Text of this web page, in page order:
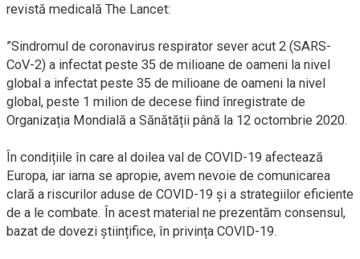
revistă medicală The Lancet:
”Sindromul de coronavirus respirator sever acut 2 (SARS-
CoV-2) a infectat peste 35 de milioane de oameni la nivel
global a infectat peste 35 de milioane de oameni la nivel
global, peste 1 milion de decese fiind înregistrate de
Organizația Mondială a Sănătății până la 12 octombrie 2020.
În condițiile în care al doilea val de COVID-19 afectează
Europa, iar iarna se apropie, avem nevoie de comunicarea
clară a riscurilor aduse de COVID-19 și a strategiilor eficiente
de a le combate. În acest material ne prezentăm consensul,
bazat de dovezi științifice, în privința COVID-19.